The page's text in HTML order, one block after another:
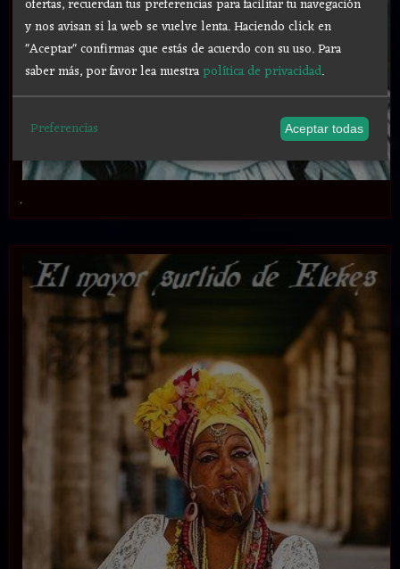
.
ofertas, recuerdan tus preferencias para facilitar tu navegación
y nos avisan si la web se vuelve lenta. Haciendo click en
"Aceptar" confirmas que estás de acuerdo con su uso.Para
saber más, por favor lea nuestrapolítica de privacidad.
Preferencias Aceptar todas